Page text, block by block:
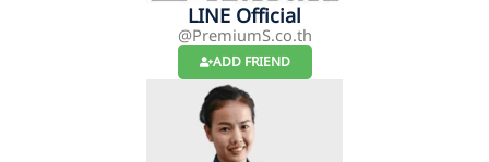
LINE Official
@PremiumS.co.th
ADD FRIEND